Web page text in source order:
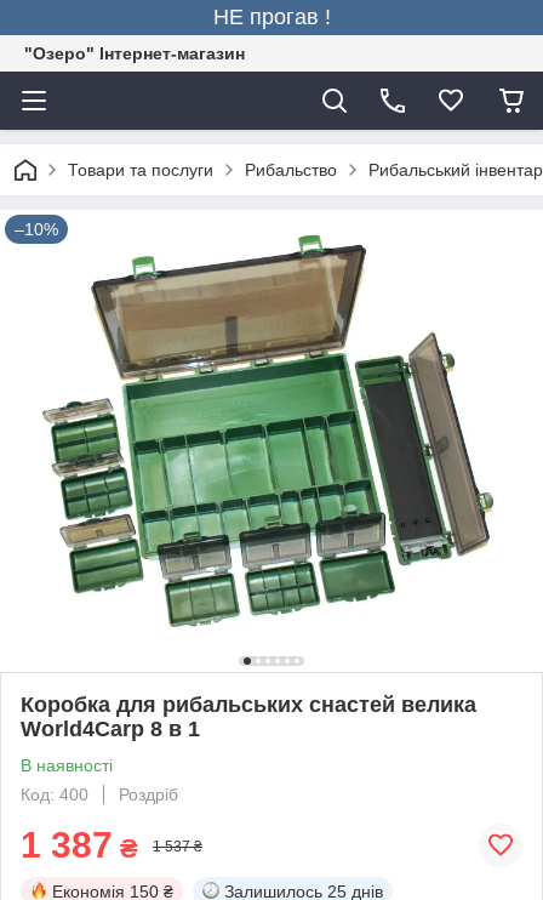
НЕ прогав !
"Озеро" Інтернет-магазин
Товари та послуги Рибальство Рибальський інвентар
–10%
Коробка для рибальських снастей велика
World4Carp 8 в 1
В наявності
Код: 400
Роздріб
1 387 ₴ 1 537 ₴
Економія 150 ₴ Залишилось 25 днів